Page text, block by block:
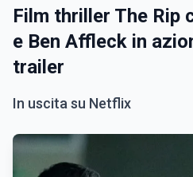
Film thriller The Rip
e Ben Affleck in
trailer
In uscita su Netflix